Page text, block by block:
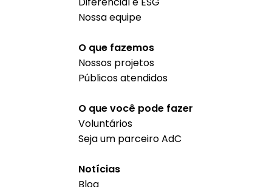
Nossa equipe
O que fazemos
Nossos projetos
Públicos atendidos
O que você pode fazer
Voluntários
Seja um parceiro AdC
Notícias